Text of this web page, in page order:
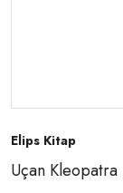
Elips Kitap
Uçan Kleopatra